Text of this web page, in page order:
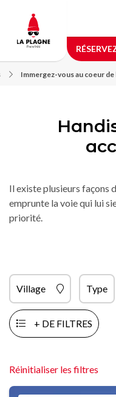
contenu
principal
Immergez-vous au coeur
Il existe plusieurs façons
emprunte la voie qui lui
priorité.
Village Type
+ DE FILTRES
Réinitialiser les filtres